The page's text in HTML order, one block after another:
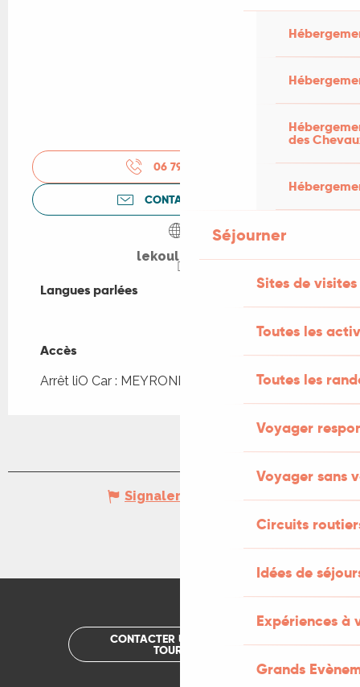
des
Séjourner
Sites de visites
Toutes les
Toutes les
Voyager
Voyager sans
Circuits
Idées de
Expériences à
Grands
06 79 90 81
CONTACTEZ-NOUS
lekouloury.fr
Langues parlées
Langues parlées
Accès
Accès
Arrêt liO Car : MEYRONNE - Camping à 567m
Signaler une erreur
CONTACTER UN OFFICE DE
TOURISME